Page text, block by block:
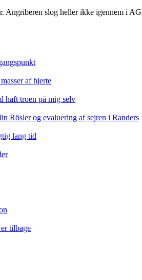
Angriberen slog heller ikke igennem i
af hjerte
haft troen på mig selv
Rösler og evaluering af sejren i Randers
lang tid
tilbage